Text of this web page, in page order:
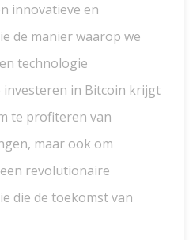
innovatieve en
de manier waarop we
technologie
in Bitcoin krijgt
te profiteren van
maar ook om
revolutionaire
die de toekomst van